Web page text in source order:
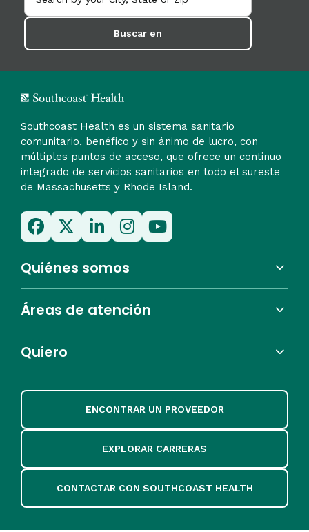
Buscar en
Southcoast Health es un sistema sanitario
comunitario, benéfico y sin ánimo de lucro, con
múltiples puntos de acceso, que ofrece un continuo
integrado de servicios sanitarios en todo el sureste
de Massachusetts y Rhode Island.
Quiénes somos
Áreas de atención
Quiero
ENCONTRAR UN PROVEEDOR
EXPLORAR CARRERAS
CONTACTAR CON SOUTHCOAST HEALTH